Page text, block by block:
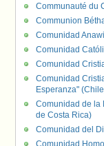
Communauté du
Communion
Comunidad
Comunidad
Comunidad
Comunidad
Esperanza"
Comunidad de la
de Costa Rica)
Comunidad del
Comunidad